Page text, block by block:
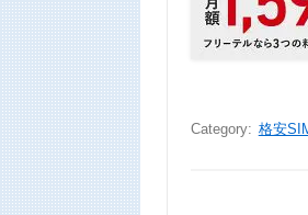
Category: 格安